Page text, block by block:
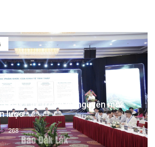
Đắk Lắk trong kỷ nguyên mới:
lược -...
268